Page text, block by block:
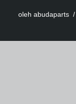
oleh abudaparts